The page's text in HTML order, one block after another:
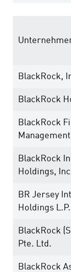
BlackRock,
BlackRock
BlackRock
BlackRock
Holdings,
BR Jersey
Holdings L.P.
BlackRock
Pte. Ltd.
BlackRock